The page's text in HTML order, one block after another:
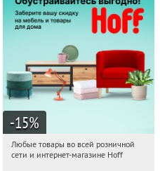
-15%
13:17:48 Получили:
Любые товары во всей розничной
сети и интернет-магазине Hoff